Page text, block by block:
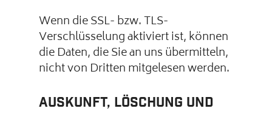
Wenn die SSL- bzw. TLS-
Verschlüsselung aktiviert ist, können
die Daten, die Sie an uns übermitteln,
nicht von Dritten mitgelesen werden.
Auskunft, Löschung und